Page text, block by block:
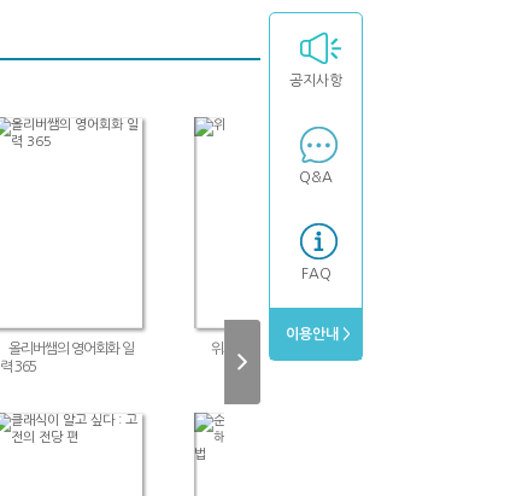
공지사항
Q&A
FAQ
이용안내 >